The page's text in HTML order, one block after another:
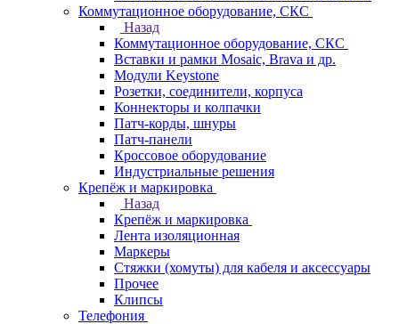
Коммутационное оборудование, СКС
Назад
Коммутационное оборудование, СКС
Вставки и рамки Mosaic, Brava и др.
Модули Keystone
Розетки, соединители, корпуса
Коннекторы и колпачки
Патч-корды, шнуры
Патч-панели
Кроссовое оборудование
Индустриальные решения
Крепёж и маркировка
Назад
Крепёж и маркировка
Лента изоляционная
Маркеры
Стяжки (хомуты) для кабеля и аксессуары
Прочее
Клипсы
Телефония